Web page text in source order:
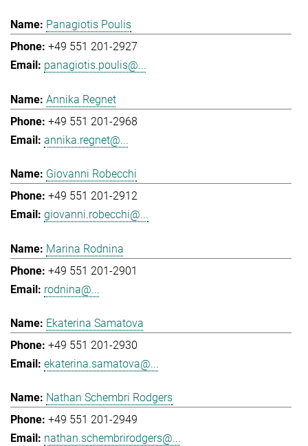
Panagiotis Poulis
+49 551 201-2927
panagiotis.poulis@...
Annika Regnet
+49 551 201-2968
annika.regnet@...
Giovanni Robecchi
+49 551 201-2912
giovanni.robecchi@...
Marina Rodnina
+49 551 201-2901
rodnina@...
Ekaterina Samatova
+49 551 201-2930
ekaterina.samatova@...
Nathan Schembri Rodgers
+49 551 201-2949
nathan.schembrirodgers@...